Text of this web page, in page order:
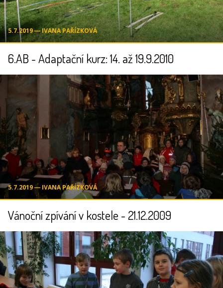
5.7.2019 ― IVANA PAŘÍZKOVÁ
6.AB - Adaptační kurz: 14. až 19.9.2010
5.7.2019 ― IVANA PAŘÍZKOVÁ
Vánoční zpívání v kostele - 21.12.2009